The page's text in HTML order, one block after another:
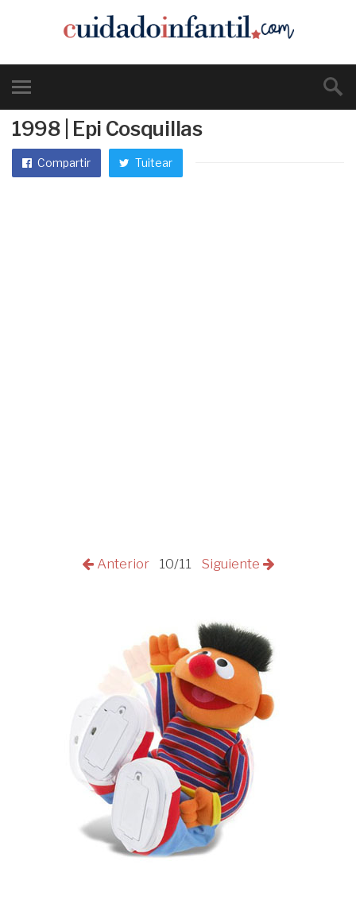
1998 | Epi Cosquillas
Compartir Tuitear
Anterior 10/11 Siguiente